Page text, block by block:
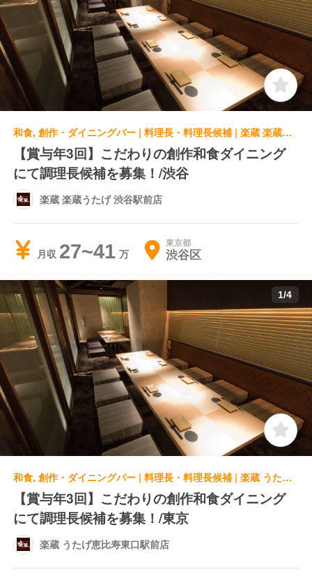
和食, 創作・ダイニングバー | 料理長・料理長候補 | 楽蔵 楽蔵うたげ 渋谷駅前店
【賞与年3回】こだわりの創作和食ダイニング
にて調理長候補を募集！/渋谷
楽蔵 楽蔵うたげ 渋谷駅前店
月収 27~41 東京都
渋谷区
1/4
和食, 創作・ダイニングバー | 料理長・料理長候補 | 楽蔵 うたげ恵比寿東口駅前店
【賞与年3回】こだわりの創作和食ダイニング
にて調理長候補を募集！/東京
楽蔵 うたげ恵比寿東口駅前店